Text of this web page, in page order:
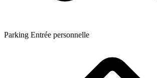
Parking Entrée personnelle